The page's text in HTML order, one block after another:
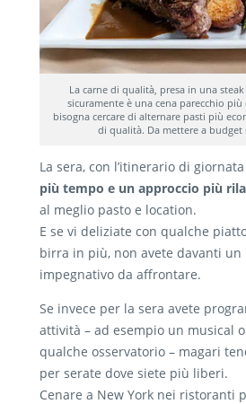
La carne di qualità, presa in una
sicuramente è una cena parecchio
bisogna cercare di alternare pasti più
di qualità. Da mettere a budget
La sera, con l’itinerario di
più tempo e un approccio più
al meglio pasto e location.
E se vi deliziate con qualche
birra in più, non avete davanti un
impegnativo da affrontare.
Se invece per la sera avete
attività – ad esempio un musical
qualche osservatorio – magari
per serate dove siete più liberi.
Cenare a New York nei ristoranti